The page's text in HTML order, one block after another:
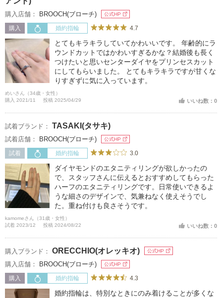
購入店舗： BROOCH(ブローチ) 公式HP
購入 婚約指輪 4.7
とてもキラキラしていてかわいいです。 年齢的にラ
ウンドカットではかわいすぎるかな？結婚後も長く
つけたいと思いセンターダイヤをプリンセスカット
にしてもらいました。 とてもキラキラですが甘くな
りすぎずに気に入っています。
めいさん（34歳・女性）
購入 2021/11
投稿 2025/04/29 いいね数：0
試着ブランド： TASAKI(タサキ)
試着店舗： BROOCH(ブローチ) 公式HP
試着 婚約指輪 3.0
ダイヤモンドのエタニティリングが欲しかったの
で、スタッフさんに伝えるとおすすめしてもらった
ハーフのエタニティリングです。日常使いできるよ
うな細さのデザインで、気兼ねなく使えそうでし
た。重ね付けも良さそうです。
kamomeさん（31歳・女性）
試着 2023/12
投稿 2024/08/22 いいね数：0
購入ブランド： ORECCHIO(オレッキオ) 公式HP
購入店舗： BROOCH(ブローチ) 公式HP
購入 婚約指輪 4.3
婚約指輪は、特別なときにのみ着けることが多くな